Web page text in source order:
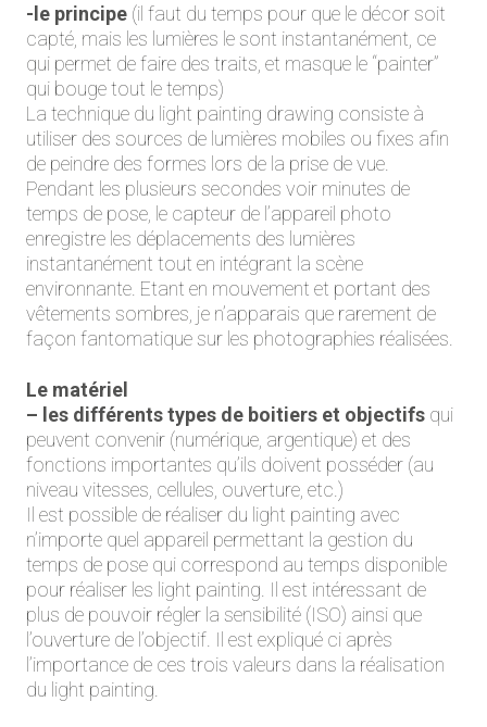
-le principe(il faut du temps pour que le décor soit
capté, mais les lumières le sont instantanément, ce
qui permet de faire des traits, et masque le “painter”
qui bouge tout le temps)
La technique du light painting drawing consiste à
utiliser des sources de lumières mobiles ou fixes afin
de peindre des formes lors de la prise de vue.
Pendant les plusieurs secondes voir minutes de
temps de pose, le capteur de l’appareil photo
enregistre les déplacements des lumières
instantanément tout en intégrant la scène
environnante. Etant en mouvement et portant des
vêtements sombres, je n’apparais que rarement de
façon fantomatique sur les photographies réalisées.
Le matériel
– les différents types de boitiers et objectifsqui
peuvent convenir (numérique, argentique) et des
fonctions importantes qu’ils doivent posséder (au
niveau vitesses, cellules, ouverture, etc.)
Il est possible de réaliser du light painting avec
n’importe quel appareil permettant la gestion du
temps de pose qui correspond au temps disponible
pour réaliser les light painting. Il est intéressant de
plus de pouvoir régler la sensibilité (ISO) ainsi que
l’ouverture de l’objectif. Il est expliqué ci après
l’importance de ces trois valeurs dans la réalisation
du light painting.